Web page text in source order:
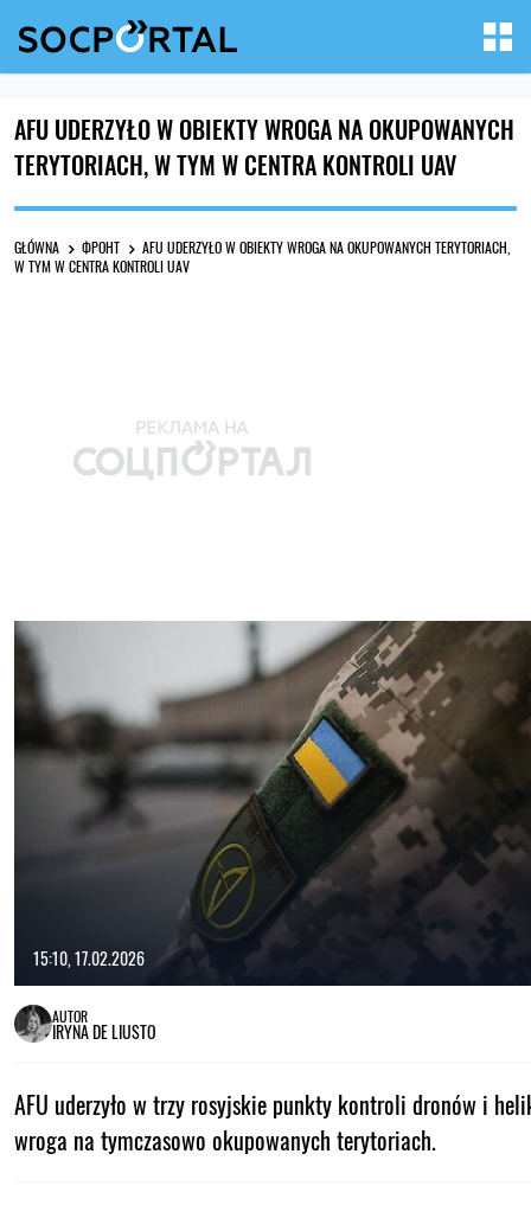
AFU UDERZYŁO W OBIEKTY WROGA NA OKUPOWANYCH
TERYTORIACH, W TYM W CENTRA KONTROLI UAV
GŁÓWNA ФРОНТ
AFU UDERZYŁO W OBIEKTY WROGA NA OKUPOWANYCH TERYTORIACH,
W TYM W CENTRA KONTROLI UAV
15:10, 17.02.2026
AUTOR
IRYNA DE LIUSTO
AFU uderzyło w trzy rosyjskie punkty kontroli dronów i
wroga na tymczasowo okupowanych terytoriach.